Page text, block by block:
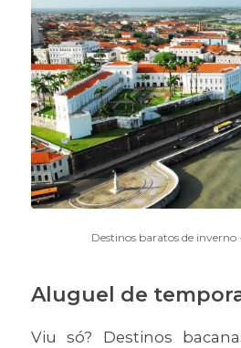
Destinos baratos de inverno
Aluguel de
Viu só? Destinos